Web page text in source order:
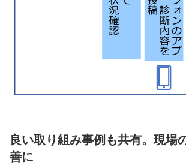
良い取り組み事例も共有。現場
善に